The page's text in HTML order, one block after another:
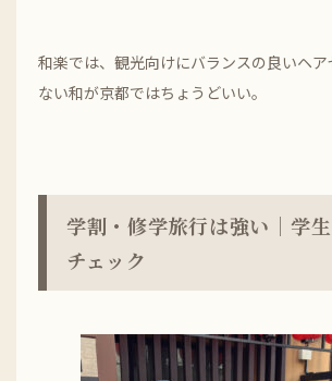
和楽では、観光向けにバランスの良いヘ
ない和が京都ではちょうどいい。
学割・修学旅行は強い｜学
チェック